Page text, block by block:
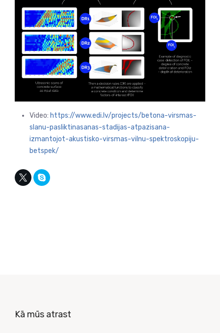
Video: https://www.edi.lv/projects/betona-virsmas-
slanu-pasliktinasanas-stadijas-atpazisana-
izmantojot-akustisko-virsmas-vilnu-spektroskopiju-
betspek/
Kā mūs atrast